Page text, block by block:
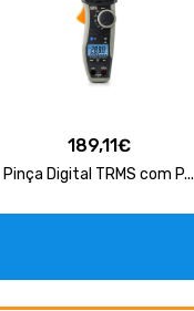
189,11€
Pinça Digital TRMS com P...